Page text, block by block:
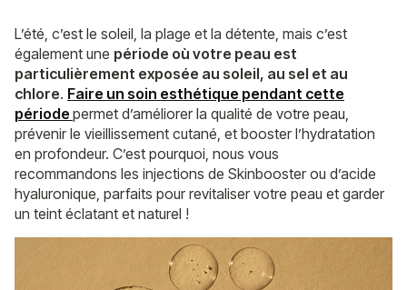
L’été, c’est le soleil, la plage et la détente, mais c’est
également une période où votre peau est
particulièrement exposée au soleil, au sel et au
chlore. Faire un soin esthétique pendant cette
période permet d’améliorer la qualité de votre peau,
prévenir le vieillissement cutané, et booster l’hydratation
en profondeur. C’est pourquoi, nous vous
recommandons les injections de Skinbooster ou d’acide
hyaluronique, parfaits pour revitaliser votre peau et garder
un teint éclatant et naturel !